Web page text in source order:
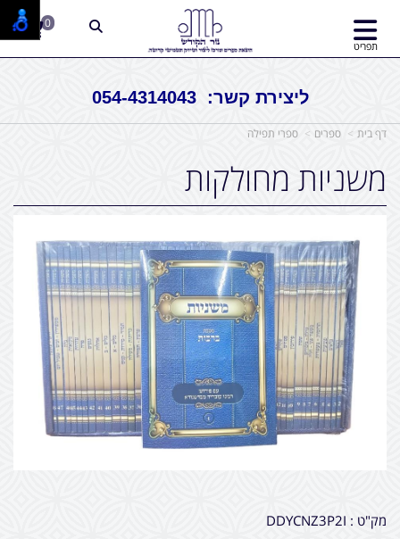
ליצירת קשר: 054-4314043
תפריט
0
דף בית ספרים ספרי תפילה
משניות מחולקות
מק"ט : DDYCNZ3P2I